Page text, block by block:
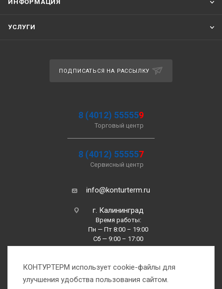
ИНФОРМАЦИЯ
УСЛУГИ
ПОДПИСАТЬСЯ НА РАССЫЛКУ
8 (4012) 555559
Торговый центр
8 (4012) 555557
Сервисный центр
info@konturterm.ru
г. Калининград
Время работы:
Пн — Пт 8:00 – 19:00
Сб — 9:00 – 17:00
Вс —10:00 – 16:00
КОНТУРТЕРМ использует cookie-файлы для
улучшения удобства пользования сайтом.